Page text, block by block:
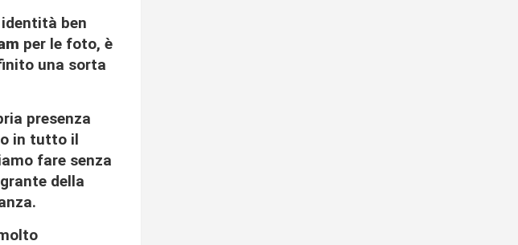
ben
per le foto, è
una sorta
presenza
in tutto il
fare senza
della